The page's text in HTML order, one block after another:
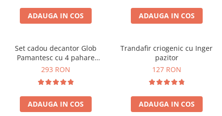
Cadouri Fete
Pentru Copilul din tine
Cadouri de Casa Noua
Cadouri Majorat
Cadouri pentru Nasi
Cadouri pentru Bunici
Cadouri pentru Prieteni
Cani si Termosuri
Jocuri si Puzzle
Seturi de caligrafie
Cadouri Sfantul Alexandru
Cadouri Constantin si Elena
Cadouri Sfanta Maria
Cadouri Sfintii Mihail si Gavriil
ADAUGA IN COS ADAUGA IN COS
Set cadou decantor Glob
Pamantesc cu 4 pahare
Deluxe
293 RON
ADAUGA IN COS
Trandafir criogenic cu Inger
pazitor
127 RON
ADAUGA IN COS